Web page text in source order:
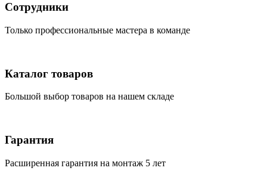
Сотрудники
Только профессиональные мастера в команде
Каталог товаров
Большой выбор товаров на нашем складе
Гарантия
Расширенная гарантия на монтаж 5 лет